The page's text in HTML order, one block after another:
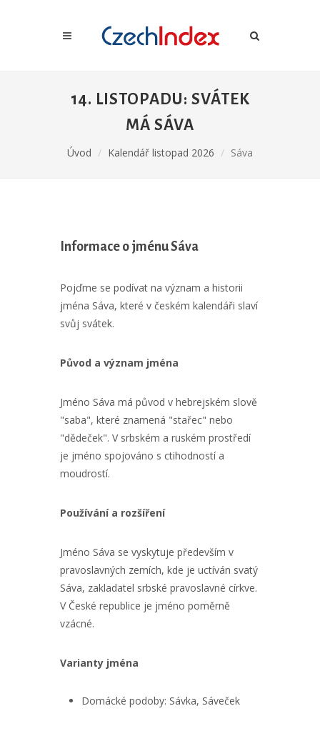
14. LISTOPADU: SVÁTEK
MÁ SÁVA
Úvod Kalendář listopad 2026 Sáva
Informace o jménu Sáva
Pojďme se podívat na význam a historii
jména Sáva, které v českém kalendáři slaví
svůj svátek.
Původ a význam jména
Jméno Sáva má původ v hebrejském slově
"saba", které znamená "stařec" nebo
"dědeček". V srbském a ruském prostředí
je jméno spojováno s ctihodností a
moudrostí.
Používání a rozšíření
Jméno Sáva se vyskytuje především v
pravoslavných zemích, kde je uctíván svatý
Sáva, zakladatel srbské pravoslavné církve.
V České republice je jméno poměrně
vzácné.
Varianty jména
Domácké podoby: Sávka, Sáveček